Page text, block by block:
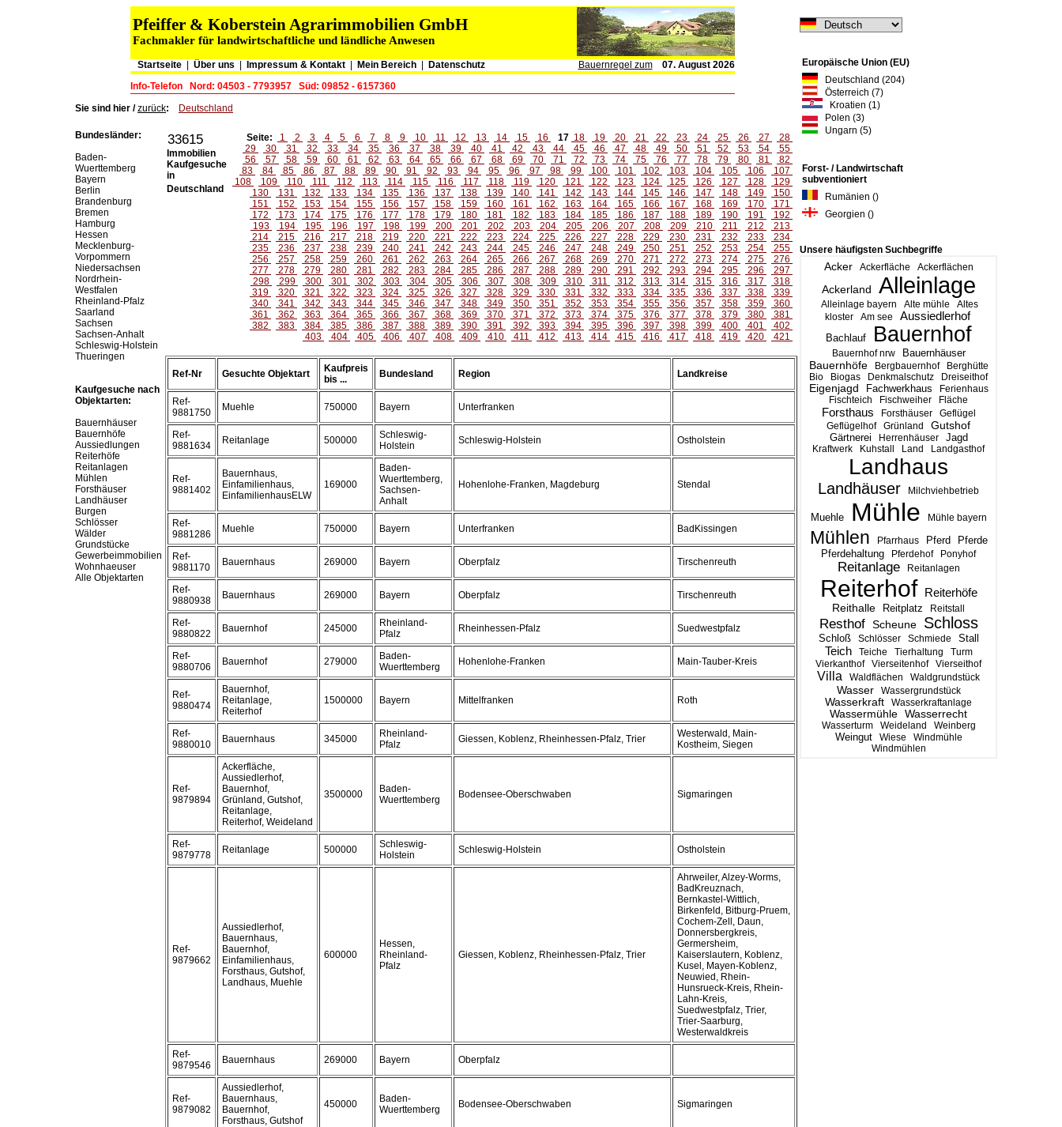
Pfeiffer & Koberstein Agrarimmobilien GmbH
Fachmakler für landwirtschaftliche und ländliche Anwesen
Startseite| Über uns Impressum & Kontakt| Mein Bereich Datenschutz Bauernregel zum
07. August 2026
Info-Telefon
Nord: 04503 - 7793957 Süd: 09852 - 6157360
Europäische Union (EU)
Deutschland (204)
Österreich (7)
Kroatien (1)
Polen (3)
Ungarn (5)
Forst- / Landwirtschaft
subventioniert
Rumänien ()
Georgien ()
Unsere häufigsten Suchbegriffe
Acker Ackerfläche Ackerflächen
Ackerland Alleinlage
Alleinlage bayern Alte mühle
Altes
kloster
Am see Aussiedlerhof
Bachlauf Bauernhof
Bauernhof nrw Bauernhäuser
Bauernhöfe Bergbauernhof
Berghütte
Bio
Biogas Denkmalschutz Dreiseithof
Eigenjagd Fachwerkhaus
Ferienhaus
Fischteich
Fischweiher Fläche
Forsthaus Forsthäuser
Geflügel
Geflügelhof
Grünland
Gutshof
Gärtnerei
Herrenhäuser Jagd
Kraftwerk Kuhstall Land Landgasthof
Landhaus
Landhäuser Milchviehbetrieb
Muehle Mühle Mühle bayern
Mühlen Pfarrhaus Pferd Pferde
Pferdehaltung Pferdehof Ponyhof
Reitanlage Reitanlagen
Reiterhof Reiterhöfe
Reithalle Reitplatz Reitstall
Resthof Scheune Schloss
Schloß Schlösser Schmiede Stall
Teich Teiche Tierhaltung
Turm
Vierkanthof
Vierseitenhof Vierseithof
Villa Waldflächen Waldgrundstück
Wasser Wassergrundstück
Wasserkraft Wasserkraftanlage
Wassermühle Wasserrecht
Wasserturm Weideland Weinberg
Weingut Wiese
Windmühle
Windmühlen
Sie sind hier /zurück: Deutschland
Bundesländer:
Baden-
Wuerttemberg
Bayern
Berlin
Brandenburg
Bremen
Hamburg
Hessen
Mecklenburg-
Vorpommern
Niedersachsen
Nordrhein-
Westfalen
Rheinland-Pfalz
Saarland
Sachsen
Sachsen-Anhalt
Schleswig-Holstein
Thueringen
Kaufgesuche nach
Objektarten:
Bauernhäuser
Bauernhöfe
Aussiedlungen
Reiterhöfe
Reitanlagen
Mühlen
Forsthäuser
Landhäuser
Burgen
Schlösser
Wälder
Grundstücke
Gewerbeimmobilien
Wohnhaeuser
Alle Objektarten
33615
Immobilien
Kaufgesuche
in
Deutschland
Seite: 1 2 3 4 5 6 7 8 9 10 11 12 13 14 15 16 17 18 19 20 21 22 23 24 25 26 27
28
29
30 31 32 33 34 35 36 37 38 39 40 41 42 43 44 45 46 47 48 49 50 51 52 53 54
55
56
57 58 59 60 61 62 63 64 65 66 67 68 69 70 71 72 73 74 75 76 77 78 79 80 81
82
83
84 85 86 87 88 89 90 91 92 93 94 95 96 97 98 99 100 101 102 103 104 105 106
107
108
109 110 111 112 113 114 115 116 117 118 119 120 121 122 123 124 125 126 127 128
129
130
131 132 133 134 135 136 137 138 139 140 141 142 143 144 145 146 147 148 149
150
151
152 153 154 155 156 157 158 159 160 161 162 163 164 165 166 167 168 169 170
171
172
173 174 175 176 177 178 179 180 181 182 183 184 185 186 187 188 189 190 191
192
193
194 195 196 197 198 199 200 201 202 203 204 205 206 207 208 209 210 211 212
213
214
215 216 217 218 219 220 221 222 223 224 225 226 227 228 229 230 231 232 233
234
235
236 237 238 239 240 241 242 243 244 245 246 247 248 249 250 251 252 253 254
255
256
257 258 259 260 261 262 263 264 265 266 267 268 269 270 271 272 273 274 275
276
277
278 279 280 281 282 283 284 285 286 287 288 289 290 291 292 293 294 295 296
297
298
299 300 301 302 303 304 305 306 307 308 309 310 311 312 313 314 315 316 317
318
319
320 321 322 323 324 325 326 327 328 329 330 331 332 333 334 335 336 337 338
339
340
341 342 343 344 345 346 347 348 349 350 351 352 353 354 355 356 357 358 359
360
361
362 363 364 365 366 367 368 369 370 371 372 373 374 375 376 377 378 379 380
381
382
383 384 385 386 387 388 389 390 391 392 393 394 395 396 397 398 399 400 401
402
403
404 405 406 407 408 409 410 411 412 413 414 415 416 417 418 419 420 421
Ref-Nr Gesuchte Objektart
Kaufpreis
bis ...
Bundesland Region Landkreise
Ref-
9881750
Muehle 750000 Bayern Unterfranken
Ref-
9881634
Reitanlage 500000
Schleswig-
Holstein
Schleswig-Holstein Ostholstein
Ref-
9881402
Bauernhaus,
Einfamilienhaus,
EinfamilienhausELW
169000
Baden-
Wuerttemberg,
Sachsen-
Anhalt
Hohenlohe-Franken, Magdeburg Stendal
Ref-
9881286
Muehle 750000 Bayern Unterfranken BadKissingen
Ref-
9881170
Bauernhaus 269000 Bayern Oberpfalz Tirschenreuth
Ref-
9880938
Bauernhaus 269000 Bayern Oberpfalz Tirschenreuth
Ref-
9880822
Bauernhof 245000
Rheinland-
Pfalz
Rheinhessen-Pfalz Suedwestpfalz
Ref-
9880706
Bauernhof 279000
Baden-
Wuerttemberg
Hohenlohe-Franken Main-Tauber-Kreis
Ref-
9880474
Bauernhof,
Reitanlage,
Reiterhof
1500000 Bayern Mittelfranken Roth
Ref-
9880010
Bauernhaus 345000
Rheinland-
Pfalz
Giessen, Koblenz, Rheinhessen-Pfalz, Trier
Westerwald, Main-
Kostheim, Siegen
Ref-
9879894
Ackerfläche,
Aussiedlerhof,
Bauernhof,
Grünland, Gutshof,
Reitanlage,
Reiterhof, Weideland
3500000
Baden-
Wuerttemberg
Bodensee-Oberschwaben Sigmaringen
Ref-
9879778
Reitanlage 500000
Schleswig-
Holstein
Schleswig-Holstein Ostholstein
Ref-
9879662
Aussiedlerhof,
Bauernhaus,
Bauernhof,
Einfamilienhaus,
Forsthaus, Gutshof,
Landhaus, Muehle
600000
Hessen,
Rheinland-
Pfalz
Giessen, Koblenz, Rheinhessen-Pfalz, Trier
Ahrweiler, Alzey-Worms,
BadKreuznach,
Bernkastel-Wittlich,
Birkenfeld, Bitburg-Pruem,
Cochem-Zell, Daun,
Donnersbergkreis,
Germersheim,
Kaiserslautern, Koblenz,
Kusel, Mayen-Koblenz,
Neuwied, Rhein-
Hunsrueck-Kreis, Rhein-
Lahn-Kreis,
Suedwestpfalz, Trier,
Trier-Saarburg,
Westerwaldkreis
Ref-
9879546
Bauernhaus 269000 Bayern Oberpfalz
Ref-
9879082
Aussiedlerhof,
Bauernhaus,
Bauernhof,
Forsthaus, Gutshof
450000
Baden-
Wuerttemberg
Bodensee-Oberschwaben Sigmaringen